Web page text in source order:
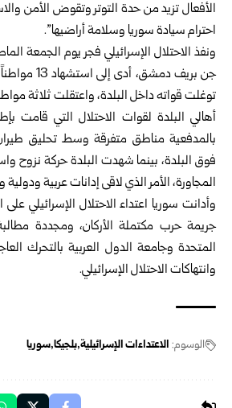
الأفعال تزيد من حدة التوتر وتقوض الأمن
احترام سيادة سوريا وسلامة أراضيها”.
ونفذ الاحتلال الإسرائيلي فجر يوم الجمعة
جن بريف
توغلت قواته داخل البلدة، واعتقلت ثلاثة
أهالي البلدة لقوات الاحتلال التي قامت
بالمدفعية مناطق متفرقة وسط تحليق
فوق البلدة، بينما شهدت البلدة حركة نزوح
المجاورة، الأمر الذي لاقى إدانات عربية
وأدانت سوريا اعتداء الاحتلال الإسرائيلي
جريمة حرب مكتملة الأركان، ومجددة
المتحدة وجامعة الدول العربية بالتحرك
وانتهاكات الاحتلال الإسرائيلي.
الوسوم: الاعتداءات الإسرائيلية بلجيكا سوريا